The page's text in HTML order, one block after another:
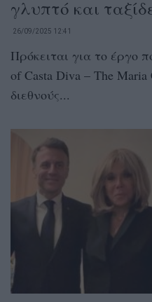
γλυπτό και
26/09/2025 12:41
Πρόκειται για το έργο
of Casta Diva – The Maria
διεθνούς...